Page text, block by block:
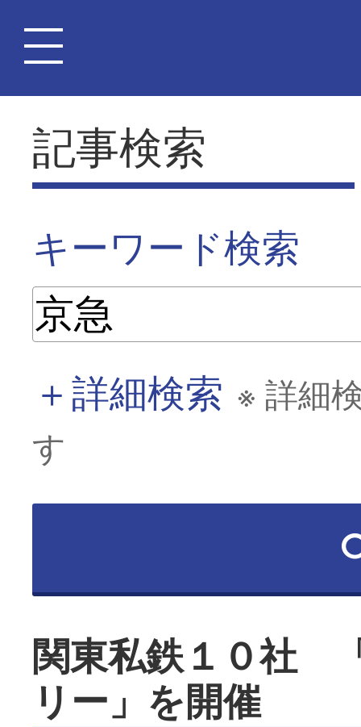
記事検索
キーワード検索
＋詳細検索 ※ 詳細
す
関東私鉄１０社
リー」を開催